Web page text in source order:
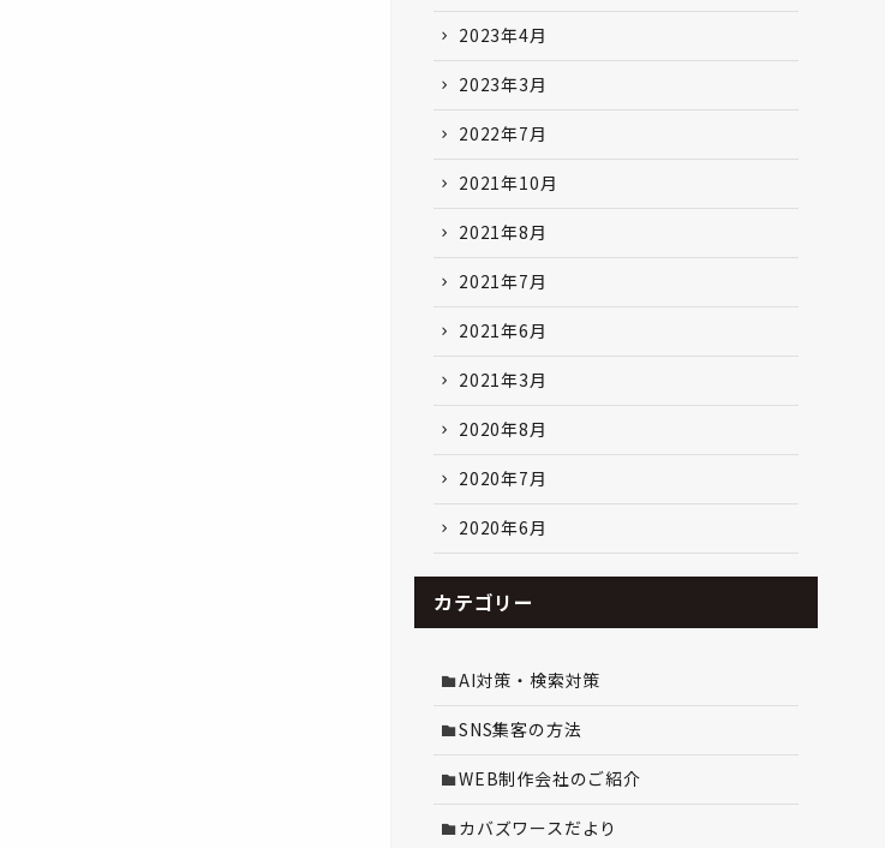
2023年4月
2023年3月
2022年7月
2021年10月
2021年8月
2021年7月
2021年6月
2021年3月
2020年8月
2020年7月
2020年6月
カテゴリー
AI対策・検索対策
SNS集客の方法
WEB制作会社のご紹介
カバズワースだより